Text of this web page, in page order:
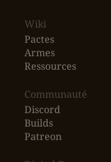
Wiki
Pactes
Armes
Ressources
‎Communauté
Discord
Builds
Patreon